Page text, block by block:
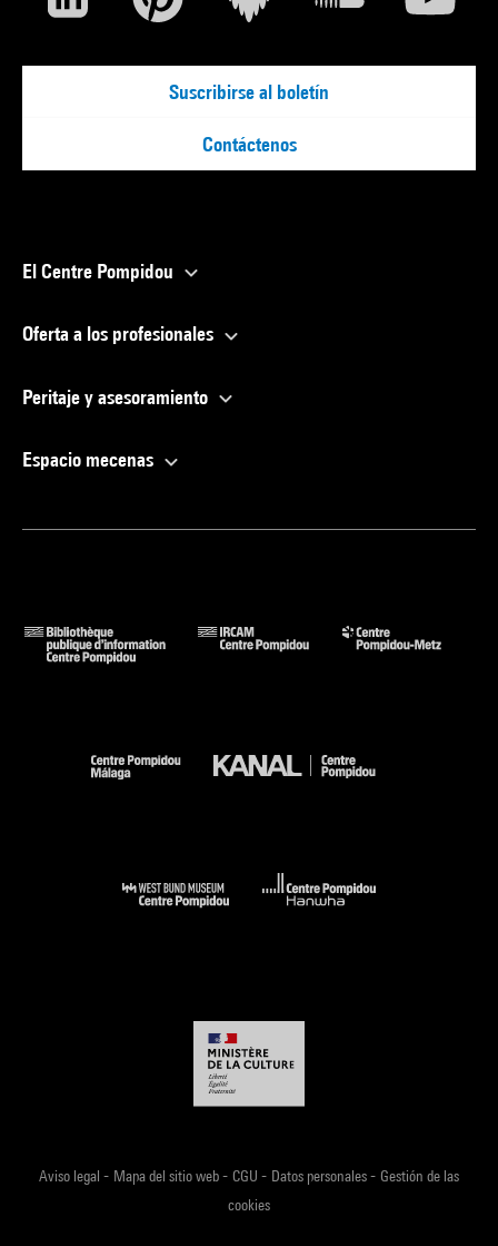
Suscribirse al boletín
Contáctenos
El Centre Pompidou
Oferta a los profesionales
Peritaje y asesoramiento
Espacio mecenas
Aviso legal - Mapa del sitio web- CGU - Datos personales- Gestión de las
cookies